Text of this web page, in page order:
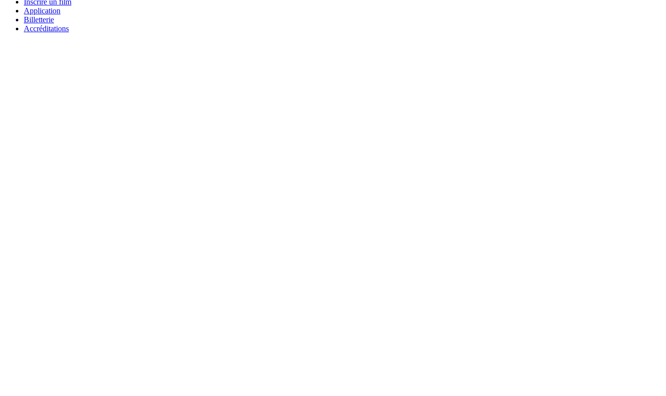
Inscrire un film
Application
Billetterie
Accréditations